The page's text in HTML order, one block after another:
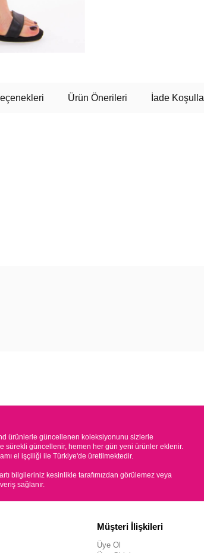
Ürün Önerileri İade
ürünlerle güncellenen koleksiyonunu sizlerle
sürekli güncellenir, hemen her gün yeni ürünler eklenir.
el işçiliği ile Türkiye'de üretilmektedir.
bilgileriniz kesinlikle tarafımızdan görülemez veya
sağlanır.
Müşteri İlişkileri
Üye Ol